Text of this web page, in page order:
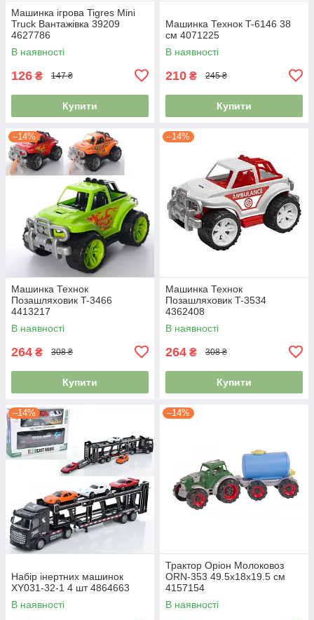
Машинка ігрова Tigres Mini
Truck Вантажівка 39209
4627786
В наявності
126 ₴ 147 ₴
Купити
Машинка Технок T-6146 38
см 4071225
В наявності
210 ₴ 245 ₴
Купити
–14%
Машинка Технок
Позашляховик T-3466
4413217
В наявності
264 ₴ 308 ₴
Купити
–14%
Машинка Технок
Позашляховик T-3534
4362408
В наявності
264 ₴ 308 ₴
Купити
–14%
Набір інертних машинок
XY031-32-1 4 шт 4864663
В наявності
–14%
Трактор Оріон Молоковоз
ORN-353 49.5х18х19.5 см
4157154
В наявності